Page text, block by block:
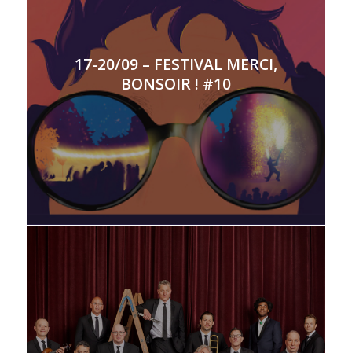
17-20/09 – FESTIVAL MERCI,
BONSOIR ! #10